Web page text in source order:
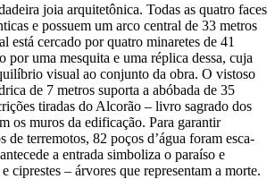
joia arquitetônica. Todas as quatro faces
e possuem um arco central de 33 metros
está cercado por quatro minaretes de 41
por uma mesquita e uma réplica dessa, cuja
visual ao conjunto da obra. O vistoso
de 7 metros suporta a abóbada de 35
tiradas do Alco­rão – livro sagrado dos
os muros da edificação. Para garantir
de terremotos, 82 poços d’água foram esca­
a entrada simboliza o paraíso e
ciprestes – ár­vores que representam a morte.